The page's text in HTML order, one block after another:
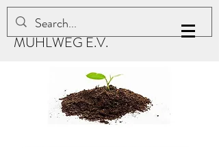
KLEINGARTENVEREIN
MÜHLWEG E.V.